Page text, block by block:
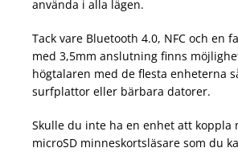
använda i alla lägen.
Tack vare Bluetooth 4.0, NFC och en
med 3,5mm anslutning finns
högtalaren med de flesta enheterna
surfplattor eller bärbara datorer.
Skulle du inte ha en enhet att koppla
microSD minneskortsläsare som du